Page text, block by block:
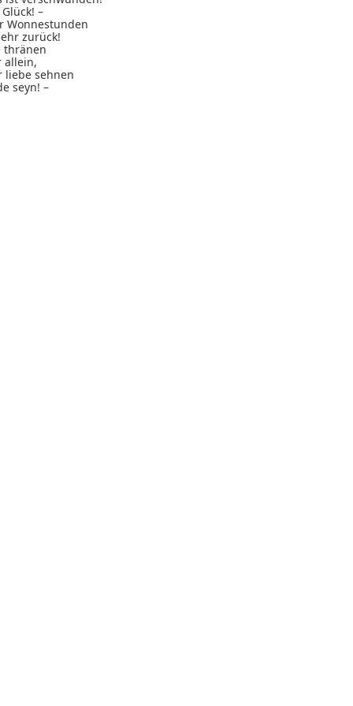
–
Wonnestunden
zurück!
thränen
allein,
sehnen
seyn! –